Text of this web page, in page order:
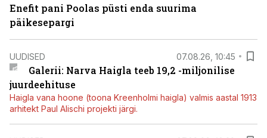
Enefit pani Poolas püsti enda suurima
päikesepargi
UUDISED 07.08.26, 10:45
Galerii: Narva Haigla teeb 19,2 -miljonilise
juurdeehituse
Haigla vana hoone (toona Kreenholmi haigla) valmis aastal 1913
arhitekt Paul Alischi projekti järgi.